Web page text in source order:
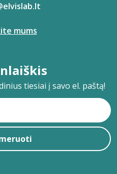
mums
tiesiai į savo el. paštą!